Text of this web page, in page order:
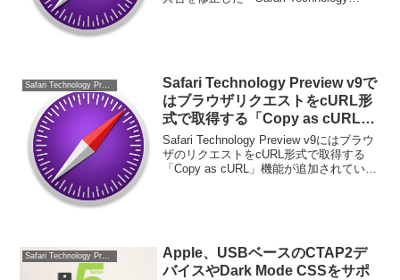
Safari Technology Preview v9で
はブラウザリクエストをcURL形
式で取得する「Copy as cURL」
機能が利用可能に。
Safari Technology Preview v9にはブラウ
ザのリクエストをcURL形式で取得する
「Copy as cURL」機能が追加されている
Apple、USBベースのCTAP2デ
バイスやDark Mode CSSをサポ